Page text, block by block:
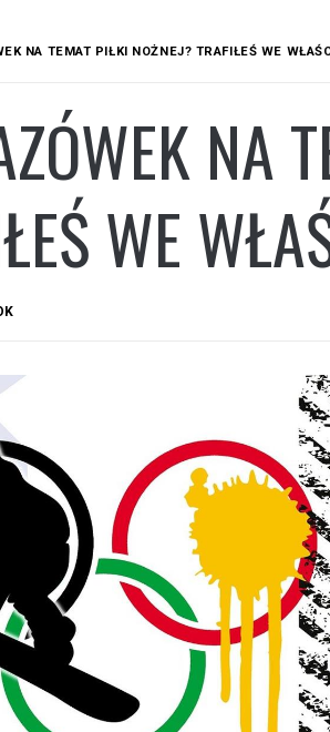
NA TEMAT PIŁKI NOŻNEJ? TRAFIŁEŚ WE
NA
WE